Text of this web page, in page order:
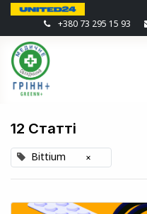
+380 73 295 15 93
12 Статті
Bittium ×